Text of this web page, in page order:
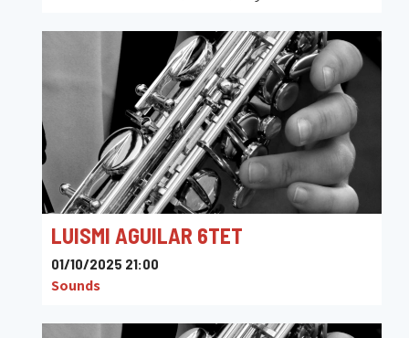
LUISMI AGUILAR 6TET
01/10/2025 21:00
Sounds